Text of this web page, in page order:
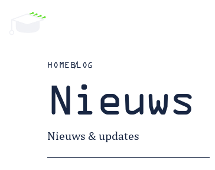
HOMEBLOG
Nieuws
Nieuws & updates